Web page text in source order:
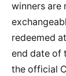
winners are
redeemed
end date of
the official